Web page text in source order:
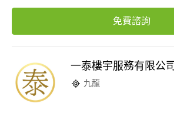
免費諮詢
一泰樓宇服務有限公司
九龍